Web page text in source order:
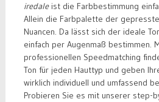
iredaleist die Farbbestimmung
Allein die Farbpalette der
Nuancen. Da lässt sich der ideale
einfach per Augenmaß bestimmen.
professionellen Speedmatching
Ton für jeden Hauttyp und geben
wirklich individuell und umfassend
Probieren Sie es mit unserer step-